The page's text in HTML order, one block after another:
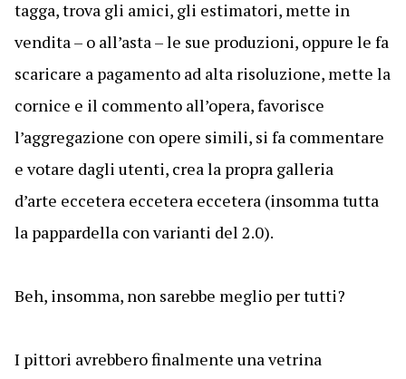
tagga, trova gli amici, gli estimatori, mette in
vendita – o all’asta – le sue produzioni, oppure le fa
scaricare a pagamento ad alta risoluzione, mette la
cornice e il commento all’opera, favorisce
l’aggregazione con opere simili, si fa commentare
e votare dagli utenti, crea la propra galleria
d’arte eccetera eccetera eccetera (insomma tutta
la pappardella con varianti del 2.0).
Beh, insomma, non sarebbe meglio per tutti?
I pittori avrebbero finalmente una vetrina